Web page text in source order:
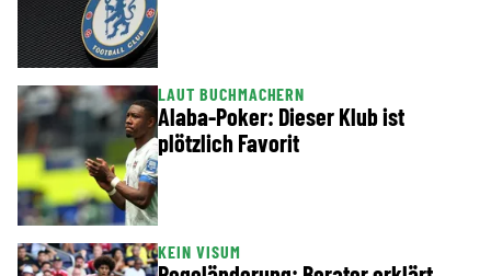
LAUT BUCHMACHERN
Alaba-Poker: Dieser Klub ist
plötzlich Favorit
KEIN VISUM